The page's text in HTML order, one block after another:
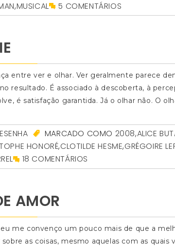
,MUSICAL 5 COMENTÁRIOS
entre ver e olhar. Ver geralmente parece
resultado. É associado à descoberta, à
é satisfação garantida. Já o olhar não. O
MARCADO COMO 2008,ALICE
HONORÉ,CLOTILDE HESME,GRÉGOIRE
18 COMENTÁRIOS
AMOR
eu me convenço um pouco mais de que a
as coisas, mesmo aquelas com as quais